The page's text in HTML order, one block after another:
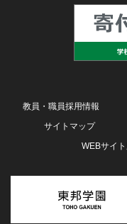
教員・職員採用情報
サイトマップ
WEBサイ